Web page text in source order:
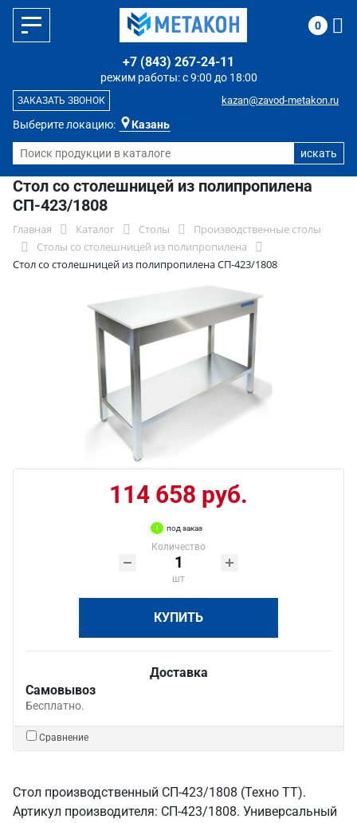
Выберите локацию: Казань
режим работы: с 9:00 до 18:00
+7 (843) 267-24-11
kazan@zavod-metakon.ru
ЗАКАЗАТЬ ЗВОНОК
0
Стол со столешницей из полипропилена
СП-423/1808
Главная Каталог Столы
Производственные столы
Столы со столешницей из полипропилена
Стол со столешницей из полипропилена СП-423/1808
114 658 руб.
под заказ
Количество
шт
КУПИТЬ
Доставка
Самовывоз
Бесплатно.
Сравнение
Стол производственный СП-423/1808 (Техно ТТ).
Артикул производителя: СП-423/1808. Универсальный